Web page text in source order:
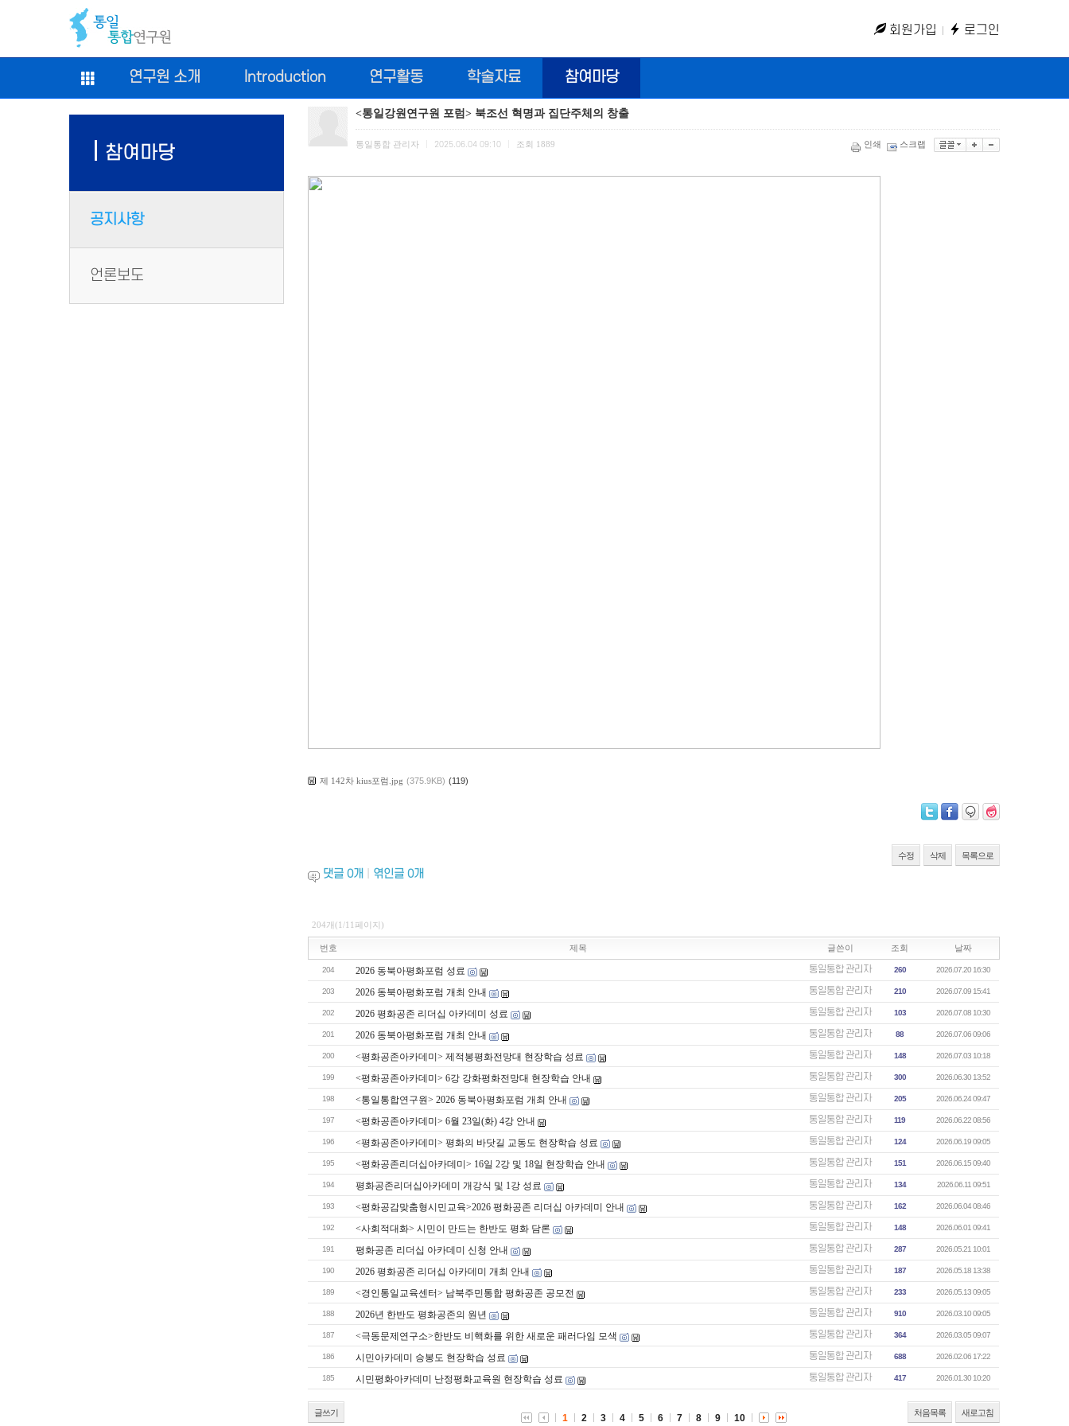
회원가입 로그인
연구원 소개 Introduction 연구활동 학술자료 참여마당
참여마당
공지사항
언론보도
<통일강원연구원 포럼> 북조선 혁명과 집단주체의 창출
통일통합 관리자 2025.06.04 09:10 조회 1889 인쇄 스크랩
제 142차 kius포럼.jpg (375.9KB) (119)
수정 삭제 목록으로
댓글 0개 엮인글 0개
204개(1/11페이지)
번호 제목 글쓴이 조회 날짜
204 2026 동북아평화포럼 성료 통일통합 관리자 260 2026.07.20 16:30
203 2026 동북아평화포럼 개최 안내 통일통합 관리자 210 2026.07.09 15:41
202 2026 평화공존 리더십 아카데미 성료 통일통합 관리자 103 2026.07.08 10:30
201 2026 동북아평화포럼 개최 안내 통일통합 관리자 88 2026.07.06 09:06
200 <평화공존아카데미> 제적봉평화전망대 현장학습 성료 통일통합 관리자 148 2026.07.03 10:18
199 <평화공존아카데미> 6강 강화평화전망대 현장학습 안내 통일통합 관리자 300 2026.06.30 13:52
198 <통일통합연구원> 2026 동북아평화포럼 개최 안내 통일통합 관리자 205 2026.06.24 09:47
197 <평화공존아카데미> 6월 23일(화) 4강 안내 통일통합 관리자 119 2026.06.22 08:56
196 <평화공존아카데미> 평화의 바닷길 교동도 현장학습 성료 통일통합 관리자 124 2026.06.19 09:05
195 <평화공존리더십아카데미> 16일 2강 및 18일 현장학습 안내 통일통합 관리자 151 2026.06.15 09:40
194 평화공존리더십아카데미 개강식 및 1강 성료 통일통합 관리자 134 2026.06.11 09:51
193 <평화공감맞춤형시민교육>2026 평화공존 리더십 아카데미 안내 통일통합 관리자 162 2026.06.04 08:46
192 <사회적대화> 시민이 만드는 한반도 평화 담론 통일통합 관리자 148 2026.06.01 09:41
191 평화공존 리더십 아카데미 신청 안내 통일통합 관리자 287 2026.05.21 10:01
190 2026 평화공존 리더십 아카데미 개최 안내 통일통합 관리자 187 2026.05.18 13:38
189 <경인통일교육센터> 남북주민통합 평화공존 공모전 통일통합 관리자 233 2026.05.13 09:05
188 2026년 한반도 평화공존의 원년 통일통합 관리자 910 2026.03.10 09:05
187 <극동문제연구소>한반도 비핵화를 위한 새로운 패러다임 모색 통일통합 관리자 364 2026.03.05 09:07
186 시민아카데미 승봉도 현장학습 성료 통일통합 관리자 688 2026.02.06 17:22
185 시민평화아카데미 난정평화교육원 현장학습 성료 통일통합 관리자 417 2026.01.30 10:20
글쓰기 처음목록 새로고침
1 2 3 4 5 6 7 8 9 10